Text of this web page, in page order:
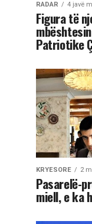
RADAR 4 javë
Figura të
Patriotike
KRYESORE 2
Pasarelë-
miell, e ka